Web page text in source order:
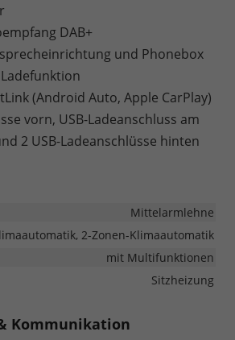
DAB+
und Phonebox
(Android Auto, Apple CarPlay)
vorn, USB-Ladeanschluss am
2 USB-Ladeanschlüsse hinten
Mittelarmlehne
2-Zonen-Klimaautomatik
mit Multifunktionen
Sitzheizung
Kommunikation